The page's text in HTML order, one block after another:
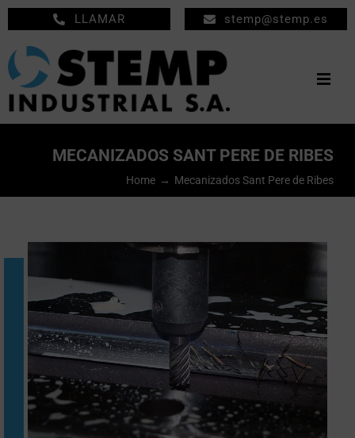
Saltar
al
contenido
LLAMAR stemp@stemp.es
EMPRESA
PRODUCTOS
NOTICIAS
CONTACTO
MECANIZADOS SANT PERE DE RIBES
Home Mecanizados Sant Pere de Ribes